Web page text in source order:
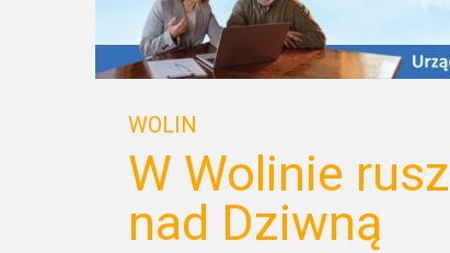
WOLIN
W Wolinie
nad Dziwną